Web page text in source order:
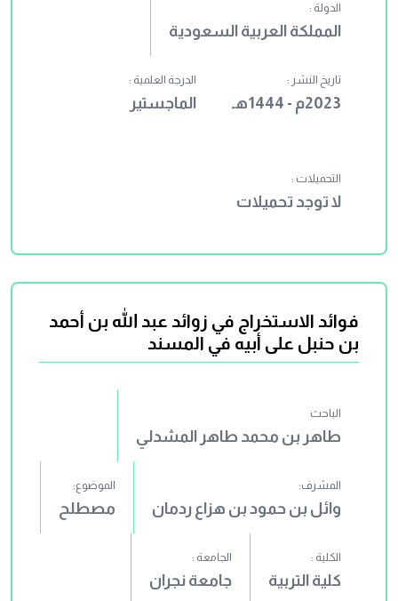
الدولة :
المملكة العربية السعودية
تاريخ النشر :
2023م - 1444هـ
الدرجة العلمية :
الماجستير
التحميلات :
لا توجد تحميلات
فوائد الاستخراج في زوائد عبد الله بن أحمد
بن حنبل على أبيه في المسند
الباحث
طاهر بن محمد طاهر المشدلي
المشرف:
وائل بن حمود بن هزاع ردمان
الموضوع:
مصطلح
الكلية :
كلية التربية
الجامعة :
جامعة نجران